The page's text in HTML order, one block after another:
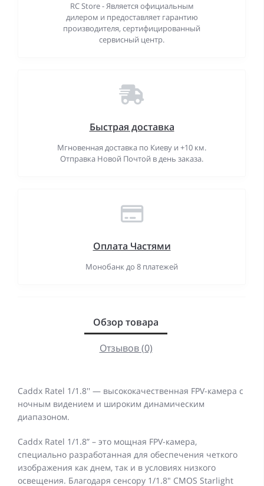
RC Store - Является официальным
дилером и предоставляет гарантию
производителя, сертифицированный
сервисный центр.
Быстрая доставка
Мгновенная доставка по Киеву и +10 км.
Отправка Новой Почтой в день заказа.
Оплата Частями
Монобанк до 8 платежей
Обзор товара
Отзывов (0)
Caddx Ratel 1/1.8'' — высококачественная FPV-камера с
ночным видением и широким динамическим
диапазоном.
Caddx Ratel 1/1.8” – это мощная FPV-камера,
специально разработанная для обеспечения четкого
изображения как днем, так и в условиях низкого
освещения. Благодаря сенсору 1/1.8" CMOS Starlight